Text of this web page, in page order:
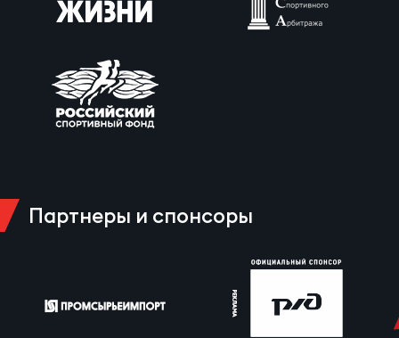
Партнеры и спонсоры